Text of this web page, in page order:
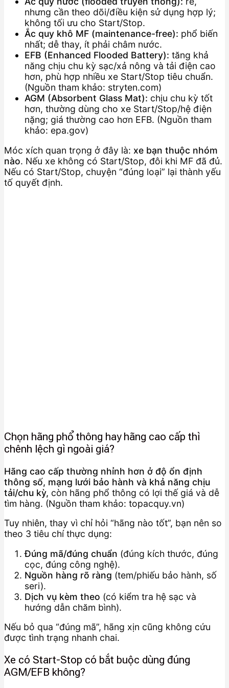
nhưng cần theo dõi/điều kiện sử dụng hợp lý;
không tối ưu cho Start/Stop.
Ắc quy khô MF (maintenance-free): phổ biến
nhất; dễ thay, ít phải châm nước.
EFB (Enhanced Flooded Battery): tăng khả
năng chịu chu kỳ sạc/xả nông và tải điện cao
hơn, phù hợp nhiều xe Start/Stop tiêu chuẩn.
(Nguồn tham khảo: stryten.com)
AGM (Absorbent Glass Mat): chịu chu kỳ tốt
hơn, thường dùng cho xe Start/Stop/hệ điện
nặng; giá thường cao hơn EFB. (Nguồn tham
khảo: epa.gov)
Móc xích quan trọng ở đây là: xe bạn thuộc nhóm
nào. Nếu xe không có Start/Stop, đôi khi MF đã đủ.
Nếu có Start/Stop, chuyện “đúng loại” lại thành yếu
tố quyết định.
Chọn hãng phổ thông hay hãng cao cấp thì
chênh lệch gì ngoài giá?
Hãng cao cấp thường nhỉnh hơn ở độ ổn định
thông số, mạng lưới bảo hành và khả năng chịu
tải/chu kỳ, còn hãng phổ thông có lợi thế giá và dễ
tìm hàng. (Nguồn tham khảo: topacquy.vn)
Tuy nhiên, thay vì chỉ hỏi “hãng nào tốt”, bạn nên so
theo 3 tiêu chí thực dụng:
Đúng mã/đúng chuẩn (đúng kích thước, đúng
cọc, đúng công nghệ).
Nguồn hàng rõ ràng (tem/phiếu bảo hành, số
seri).
Dịch vụ kèm theo (có kiểm tra hệ sạc và
hướng dẫn chăm bình).
Nếu bỏ qua “đúng mã”, hãng xịn cũng không cứu
được tình trạng nhanh chai.
Xe có Start-Stop có bắt buộc dùng đúng
AGM/EFB không?